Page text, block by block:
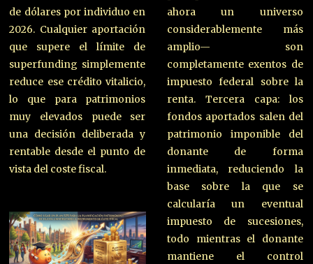
de dólares por individuo en
2026. Cualquier aportación
que supere el límite de
superfunding simplemente
reduce ese crédito vitalicio,
lo que para patrimonios
muy elevados puede ser
una decisión deliberada y
rentable desde el punto de
vista del coste fiscal.
ahora un universo
considerablemente más
amplio— son
completamente exentos de
impuesto federal sobre la
renta. Tercera capa: los
fondos aportados salen del
patrimonio imponible del
donante de forma
inmediata, reduciendo la
base sobre la que se
calcularía un eventual
impuesto de sucesiones,
todo mientras el donante
mantiene el control